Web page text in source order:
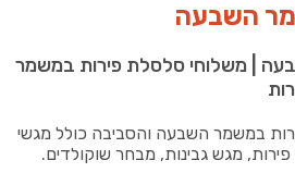
השבעה
| משלוחי סלסלת פירות במשמר
במשמר השבעה והסביבה כולל מגשי
מגש גבינות, מבחר שוקולדים.